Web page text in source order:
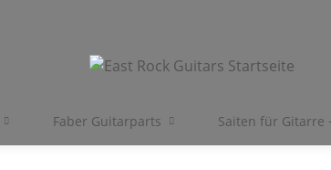
Faber Guitarparts Saiten für Gitarre